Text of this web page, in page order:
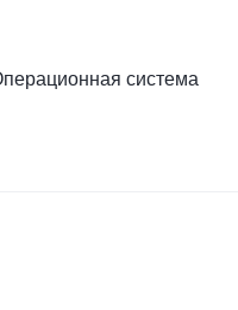
система